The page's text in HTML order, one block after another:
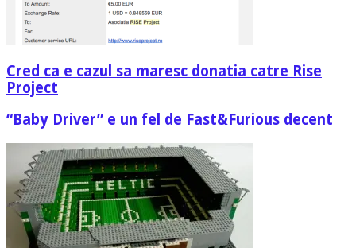
Cred ca e cazul sa maresc donatia catre Rise
Project
“Baby Driver” e un fel de Fast&Furious decent